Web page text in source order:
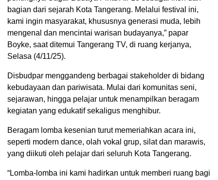
bagian dari sejarah Kota Tangerang. Melalui festival ini,
kami ingin masyarakat, khususnya generasi muda, lebih
mengenal dan mencintai warisan budayanya,” papar
Boyke, saat ditemui Tangerang TV, di ruang kerjanya,
Selasa (4/11/25).
Disbudpar menggandeng berbagai stakeholder di bidang
kebudayaan dan pariwisata. Mulai dari komunitas seni,
sejarawan, hingga pelajar untuk menampilkan beragam
kegiatan yang edukatif sekaligus menghibur.
Beragam lomba kesenian turut memeriahkan acara ini,
seperti modern dance, olah vokal grup, silat dan marawis,
yang diikuti oleh pelajar dari seluruh Kota Tangerang.
“Lomba-lomba ini kami hadirkan untuk memberi ruang bagi